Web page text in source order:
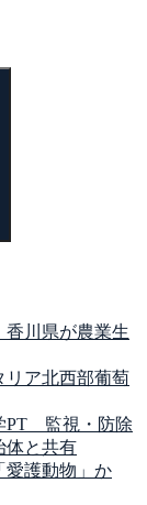
川県が農業生
ア北西部葡萄
PT 監視・防除
体と共有
護動物」か